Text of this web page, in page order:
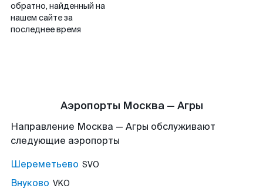
обратно, найденный на
нашем сайте за
последнее время
Аэропорты Москва — Агры
Направление Москва — Агры обслуживают
следующие аэропорты
Шереметьево SVO
Внуково VKO